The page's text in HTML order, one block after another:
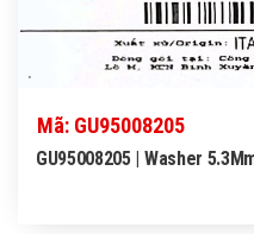
Mã: GU95008205
GU95008205 | Washer